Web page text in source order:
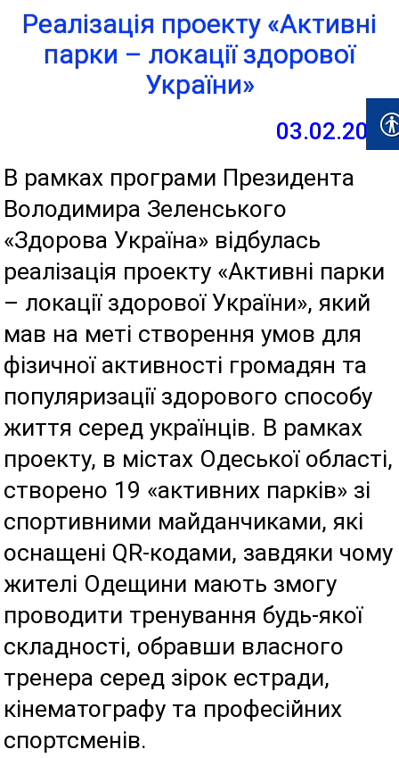
Реалізація проекту «Активні
парки – локації здорової
України»
03.02.2022
В рамках програми Президента
Володимира Зеленського
«Здорова Україна» відбулась
реалізація проекту «Активні парки
– локації здорової України», який
мав на меті створення умов для
фізичної активності громадян та
популяризації здорового способу
життя серед українців. В рамках
проекту, в містах Одеської області,
створено 19 «активних парків» зі
спортивними майданчиками, які
оснащені QR-кодами, завдяки чому
жителі Одещини мають змогу
проводити тренування будь-якої
складності, обравши власного
тренера серед зірок естради,
кінематографу та професійних
спортсменів.